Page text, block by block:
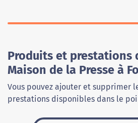
Produits et prestations
Maison de la Presse à
Vous pouvez ajouter et supprimer
prestations disponibles dans le